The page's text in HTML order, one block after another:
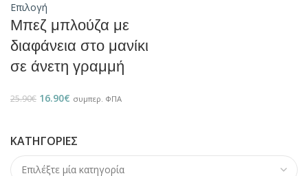
ΚΑΤΗΓΟΡΊΕΣ
Επιλογή
Μπεζ μπλούζα με
διαφάνεια στο μανίκι
σε άνετη γραμμή
25.90€ 16.90€ συμπερ. ΦΠΑ